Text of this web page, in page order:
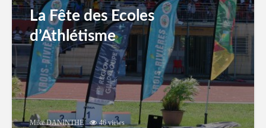
La Fête des Ecoles
d’Athlétisme
Mike DANINTHE 46 views